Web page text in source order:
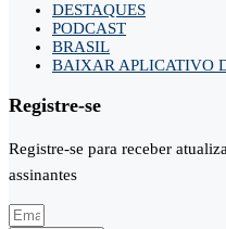
DESTAQUES
PODCAST
BRASIL
BAIXAR APLICATIVO
Registre-se
Registre-se para receber
assinantes